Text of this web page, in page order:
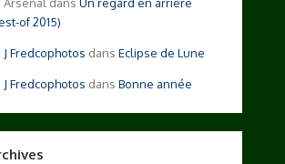
of 2015)
Fredcophotos dans Eclipse de Lune
Fredcophotos dans Bonne année